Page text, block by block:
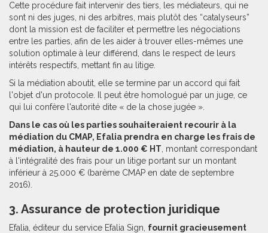
Cette procédure fait intervenir des tiers, les médiateurs, qui ne
sont ni des juges, ni des arbitres, mais plutôt des “catalyseurs”
dont la mission est de faciliter et permettre les négociations
entre les parties, afin de les aider à trouver elles-mêmes une
solution optimale à leur différend, dans le respect de leurs
intérêts respectifs, mettant fin au litige.
Si la médiation aboutit, elle se termine par un accord qui fait
l'objet d'un protocole. Il peut être homologué par un juge, ce
qui lui confère l'autorité dite « de la chose jugée ».
Dans le cas où les parties souhaiteraient recourir à la
médiation du CMAP, Efalia prendra en charge les frais de
médiation, à hauteur de 1.000 € HT , montant correspondant
à l'intégralité des frais pour un litige portant sur un montant
inférieur à 25.000 € (barème CMAP en date de septembre
2016).
3. Assurance de protection juridique
Efalia, éditeur du service Efalia Sign, fournit gracieusement